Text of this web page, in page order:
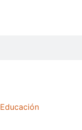
Educación